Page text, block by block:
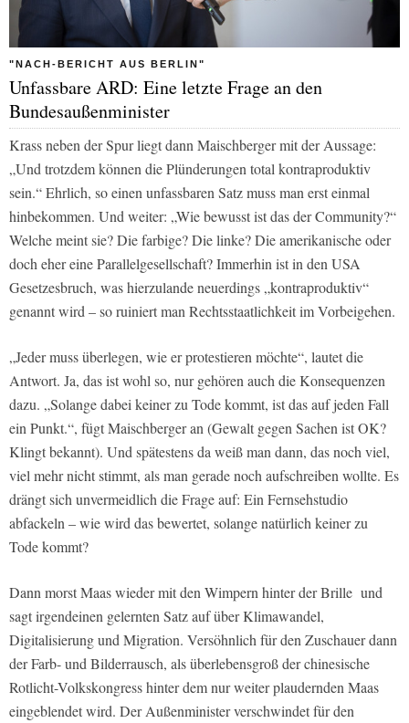
"NACH-BERICHT AUS BERLIN"
Unfassbare ARD: Eine letzte Frage an den
Bundesaußenminister
Krass neben der Spur liegt dann Maischberger mit der Aussage:
„Und trotzdem können die Plünderungen total kontraproduktiv
sein.“ Ehrlich, so einen unfassbaren Satz muss man erst einmal
hinbekommen. Und weiter: „Wie bewusst ist das der Community?“
Welche meint sie? Die farbige? Die linke? Die amerikanische oder
doch eher eine Parallelgesellschaft? Immerhin ist in den USA
Gesetzesbruch, was hierzulande neuerdings „kontraproduktiv“
genannt wird – so ruiniert man Rechtsstaatlichkeit im Vorbeigehen.
„Jeder muss überlegen, wie er protestieren möchte“, lautet die
Antwort. Ja, das ist wohl so, nur gehören auch die Konsequenzen
dazu. „Solange dabei keiner zu Tode kommt, ist das auf jeden Fall
ein Punkt.“, fügt Maischberger an (Gewalt gegen Sachen ist OK?
Klingt bekannt). Und spätestens da weiß man dann, das noch viel,
viel mehr nicht stimmt, als man gerade noch aufschreiben wollte. Es
drängt sich unvermeidlich die Frage auf: Ein Fernsehstudio
abfackeln – wie wird das bewertet, solange natürlich keiner zu
Tode kommt?
Dann morst Maas wieder mit den Wimpern hinter der Brille und
sagt irgendeinen gelernten Satz auf über Klimawandel,
Digitalisierung und Migration. Versöhnlich für den Zuschauer dann
der Farb- und Bilderrausch, als überlebensgroß der chinesische
Rotlicht-Volkskongress hinter dem nur weiter plaudernden Maas
eingeblendet wird. Der Außenminister verschwindet für den